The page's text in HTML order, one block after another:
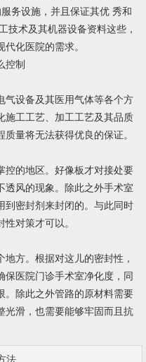
务设施，并且保证其优 秀和
技术及其机器设备资料这些，
化医院的需求。
控制
气设备及其医用气体等各个方
施工工艺、加工工艺及其品质
量将无法获得优良的保证。
控的地区。好像板才对接处要
透风的现象。除此之外手术室
到密封剂来封闭的。与此同时
对策才可以。
方。根据对这儿的密封性，
医院门诊手术室净化度，同
。除此之外管路的原材料需要
光滑，也需要能够牢固而且抗
法